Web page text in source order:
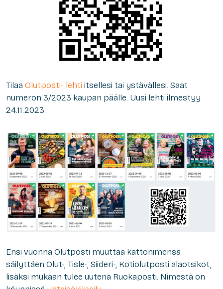
Tilaa Olutposti- lehti itsellesi tai ystävällesi. Saat
numeron 3/2023 kaupan päälle. Uusi lehti ilmestyy
24.11.2023.
Ensi vuonna Olutposti muuttaa kattonimensä
säilyttäen Olut-, Tisle-, Siideri-, Kotiolutposti alaotsikot,
lisäksi mukaan tulee uutena Ruokaposti. Nimestä on